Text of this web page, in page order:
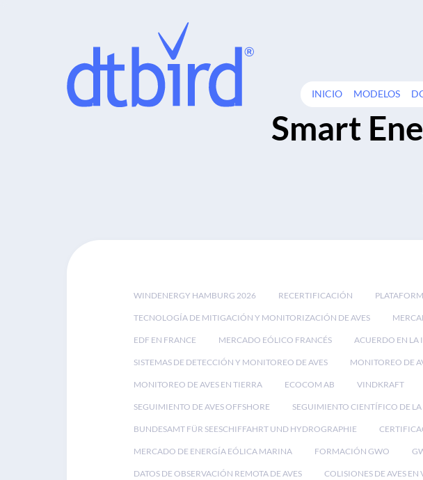
INICIO MODELOS
Smart
WINDENERGY HAMBURG 2026 RECERTIFICACIÓN
TECNOLOGÍA DE MITIGACIÓN Y MONITORIZACIÓN DE AVES
EDF EN FRANCE MERCADO EÓLICO FRANCÉS ACUERDO EN LA
SISTEMAS DE DETECCIÓN Y MONITOREO DE AVES MONITOREO DE
MONITOREO DE AVES EN TIERRA ECOCOM AB VINDKRAFT
SEGUIMIENTO DE AVES OFFSHORE SEGUIMIENTO CIENTÍFICO DE
BUNDESAMT FÜR SEESCHIFFAHRT UND HYDROGRAPHIE
MERCADO DE ENERGÍA EÓLICA MARINA FORMACIÓN GWO
DATOS DE OBSERVACIÓN REMOTA DE AVES COLISIONES DE AVES EN